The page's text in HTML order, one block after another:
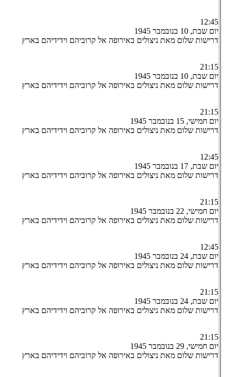
12:45
יום שבת, 10 בנובמבר 1945
דרישות שלום מאת ניצולים באירופה אל קרוביהם וידידיהם בארץ
21:15
יום שבת, 10 בנובמבר 1945
דרישות שלום מאת ניצולים באירופה אל קרוביהם וידידיהם בארץ
21:15
יום חמישי, 15 בנובמבר 1945
דרישות שלום מאת ניצולים באירופה אל קרוביהם וידידיהם בארץ
12:45
יום שבת, 17 בנובמבר 1945
דרישות שלום מאת ניצולים באירופה אל קרוביהם וידידיהם בארץ
21:15
יום חמישי, 22 בנובמבר 1945
דרישות שלום מאת ניצולים באירופה אל קרוביהם וידידיהם בארץ
12:45
יום שבת, 24 בנובמבר 1945
דרישות שלום מאת ניצולים באירופה אל קרוביהם וידידיהם בארץ
21:15
יום שבת, 24 בנובמבר 1945
דרישות שלום מאת ניצולים באירופה אל קרוביהם וידידיהם בארץ
21:15
יום חמישי, 29 בנובמבר 1945
דרישות שלום מאת ניצולים באירופה אל קרוביהם וידידיהם בארץ